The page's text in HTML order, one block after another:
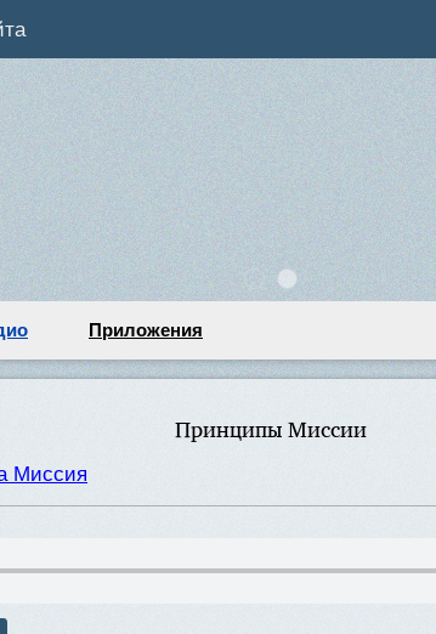
Приложения
Принципы Миссии
Миссия